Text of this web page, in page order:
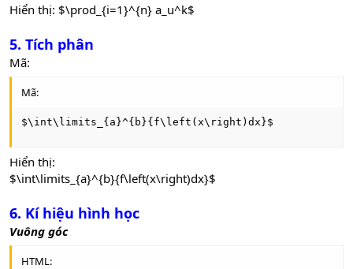
Hiển thị: $\prod_{i=1}^{n} a_u^k$
5. Tích phân
Mã:
Mã:
$\int\limits_{a}^{b}{f\left(x\right)dx}$
Hiển thị:
$\int\limits_{a}^{b}{f\left(x\right)dx}$
6. Kí hiệu hình học
Vuông góc
HTML: